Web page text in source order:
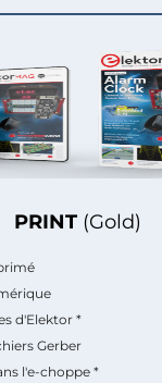
PRINT (Gold)
d'Elektor *
Gerber
l'e-choppe *